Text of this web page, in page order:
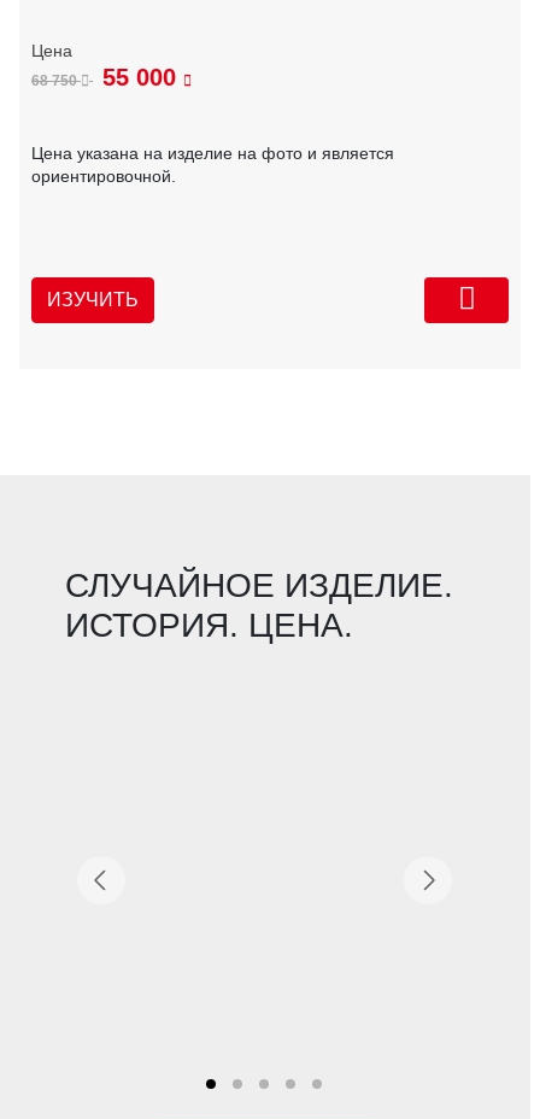
68 750 55 000
Цена указана на изделие на фото и является
ориентировочной.
ИЗУЧИТЬ
СЛУЧАЙНОЕ ИЗДЕЛИЕ.
ИСТОРИЯ. ЦЕНА.